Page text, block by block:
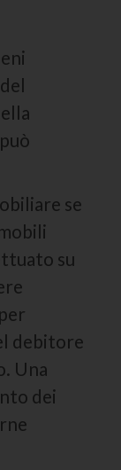
se
su
debitore
Una
dei